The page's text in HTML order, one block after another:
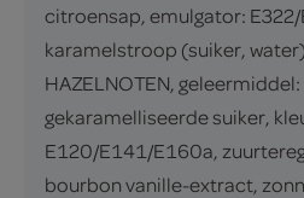
citroensap, emulgator:
karamelstroop (suiker,
HAZELNOTEN,
gekaramelliseerde suiker,
E120/E141/E160a,
bourbon vanille-extract,